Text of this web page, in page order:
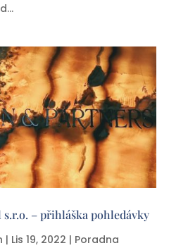
– přihláška pohledávky
| Lis 19, 2022 | Poradna